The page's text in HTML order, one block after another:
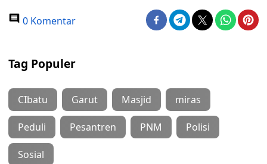
0 Komentar
Tag Populer
CIbatu Garut Masjid miras
Peduli Pesantren PNM Polisi
Sosial